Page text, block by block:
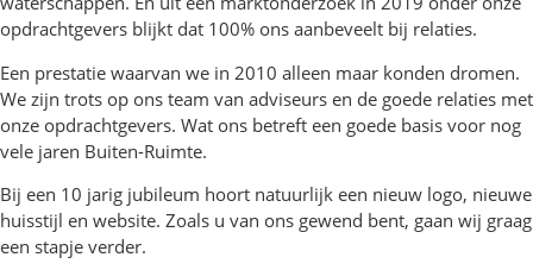
opdrachtgevers blijkt dat 100% ons aanbeveelt bij relaties.
Een prestatie waarvan we in 2010 alleen maar konden dromen.
We zijn trots op ons team van adviseurs en de goede relaties met
onze opdrachtgevers. Wat ons betreft een goede basis voor nog
vele jaren Buiten-Ruimte.
Bij een 10 jarig jubileum hoort natuurlijk een nieuw logo, nieuwe
huisstijl en website. Zoals u van ons gewend bent, gaan wij graag
een stapje verder.